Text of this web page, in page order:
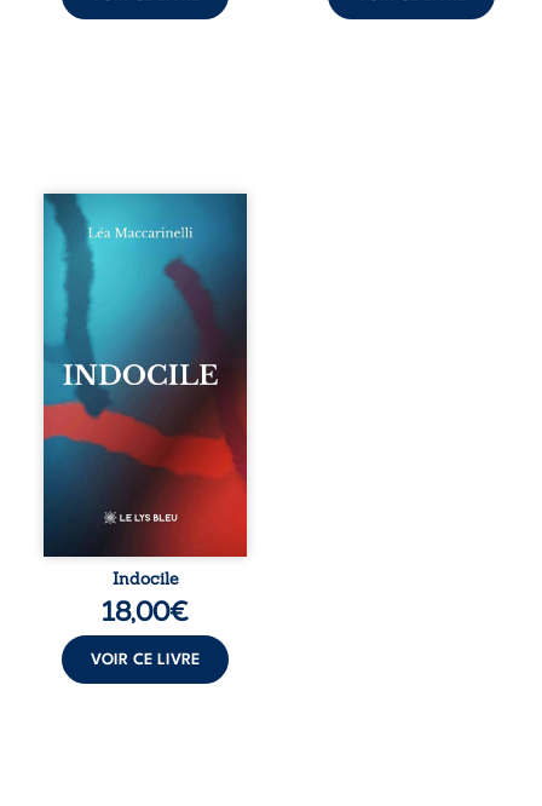
Quatre parties.
Quatre refus.
Quatre visages
d’une existence en
friction. Entre les
silences qu’on ne
déchiffre pas, les
amours qu’on
dérange, les corps
qu’on administre
et les liens qu’on
sabote, cet
ouvrage parle à
vivent trop fort,
trop vrai, trop tôt.
traversée. Une
langue nue. Une
insurrection
calme. Une
déclaration
d’existence pour ...
Indocile
18,00€
VOIR CE LIVRE